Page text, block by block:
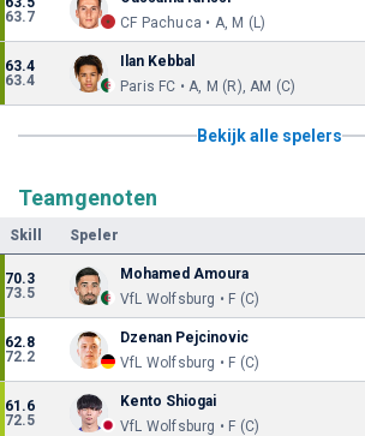
63.7
CF Pachuca • A, M (L)
63.4
63.4
Ilan Kebbal
Paris FC • A, M (R), AM (C)
Bekijk alle spelers
Teamgenoten
Skill Speler
70.3
73.5
Mohamed Amoura
VfL Wolfsburg • F (C)
62.8
72.2
Dzenan Pejcinovic
VfL Wolfsburg • F (C)
61.6
72.5
Kento Shiogai
VfL Wolfsburg • F (C)